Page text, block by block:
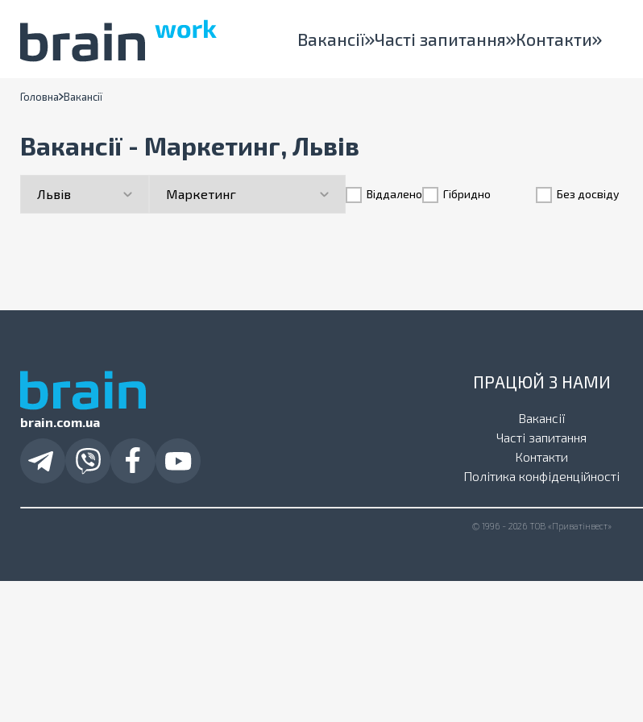
Вакансії Часті запитання Контакти
Головна Вакансії
Вакансії - Маркетинг, Львів
Віддалено Гiбридно Без досвіду
brain.com.ua
ПРАЦЮЙ З НАМИ
Вакансії
Часті запитання
Контакти
Політика конфіденційності
© 1996 - 2026 ТОВ «Приватінвест»